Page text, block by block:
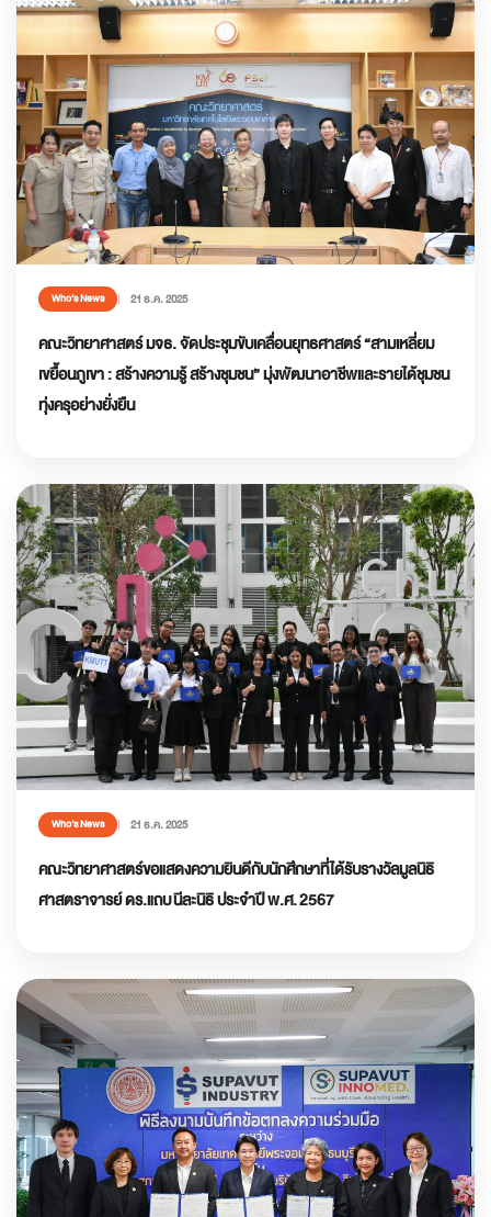
Who’s News 21 ธ.ค. 2025
คณะวิทยาศาสตร์ มจธ. จัดประชุมขับเคลื่อนยุทธศาสตร์ “สามเหลี่ยม
เขยื้อนภูเขา : สร้างความรู้ สร้างชุมชน” มุ่งพัฒนาอาชีพและรายได้ชุมชน
ทุ่งครุอย่างยั่งยืน
Who’s News 21 ธ.ค. 2025
คณะวิทยาศาสตร์ขอแสดงความยินดีกับนักศึกษาที่ได้รับรางวัลมูลนิธิ
ศาสตราจารย์ ดร.แถบ นีละนิธิ ประจำปี พ.ศ. 2567